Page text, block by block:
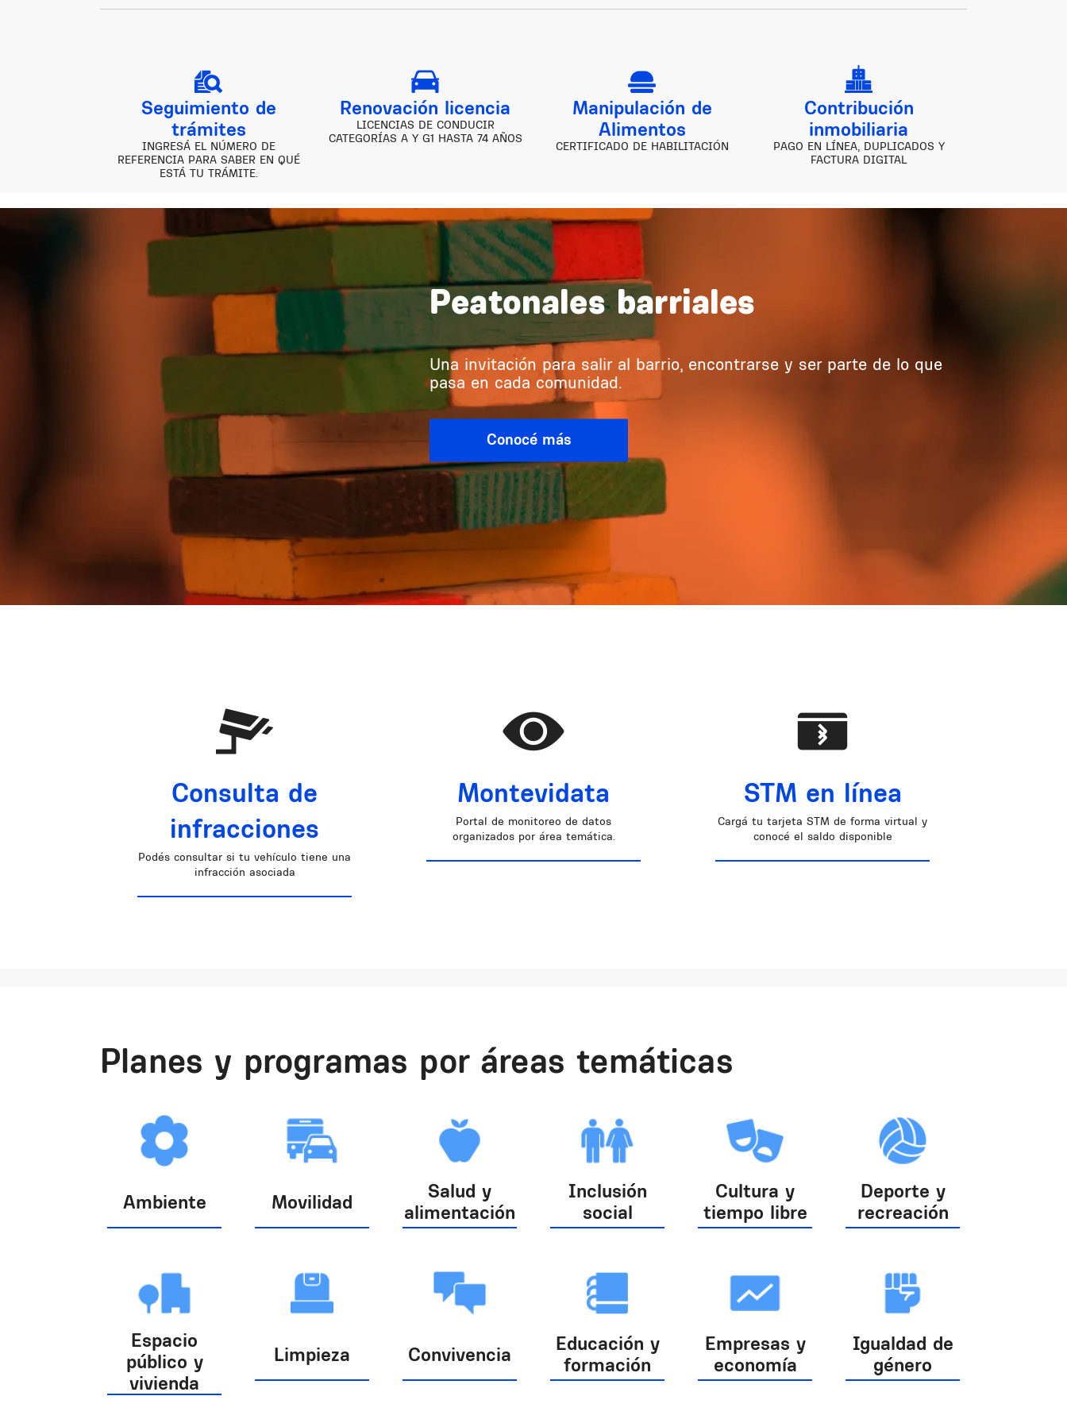
Seguimiento de
trámites
INGRESÁ EL NÚMERO DE
REFERENCIA PARA SABER EN QUÉ
ESTÁ TU TRÁMITE.
Renovación licencia
LICENCIAS DE CONDUCIR
CATEGORÍAS A Y G1 HASTA 74 AÑOS
Manipulación de
Alimentos
CERTIFICADO DE HABILITACIÓN
Contribución
inmobiliaria
PAGO EN LÍNEA, DUPLICADOS Y
FACTURA DIGITAL
Peatonales barriales
Una invitación para salir al barrio, encontrarse y ser parte de lo que
pasa en cada comunidad.
Conocé más
Consulta de
infracciones
Podés consultar si tu vehículo tiene una
infracción asociada
Montevidata
Portal de monitoreo de datos
organizados por área temática.
STM en línea
Cargá tu tarjeta STM de forma virtual y
conocé el saldo disponible
Planes y programas por áreas temáticas
Ambiente Movilidad
Salud y
alimentación
Inclusión
social
Cultura y
tiempo libre
Deporte y
recreación
Espacio
público y
vivienda
Limpieza Convivencia
Educación y
formación
Empresas y
economía
Igualdad de
género